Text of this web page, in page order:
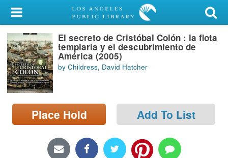
My Account
Library Card
Sign In
Search
Locations/Hours (external
page)
El secreto de Cristóbal Colón : la flota
templaria y el descubrimiento de
América (2005)
by Childress, David Hatcher
Place Hold Add To List